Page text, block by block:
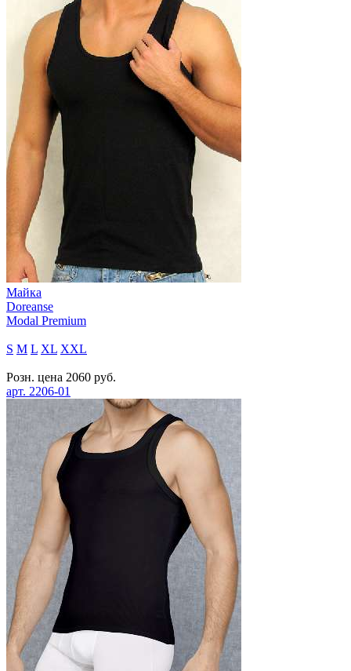
Майка
Doreanse
Modal Premium
S M L XL XXL
Розн. цена 2060 руб.
арт. 2206-01